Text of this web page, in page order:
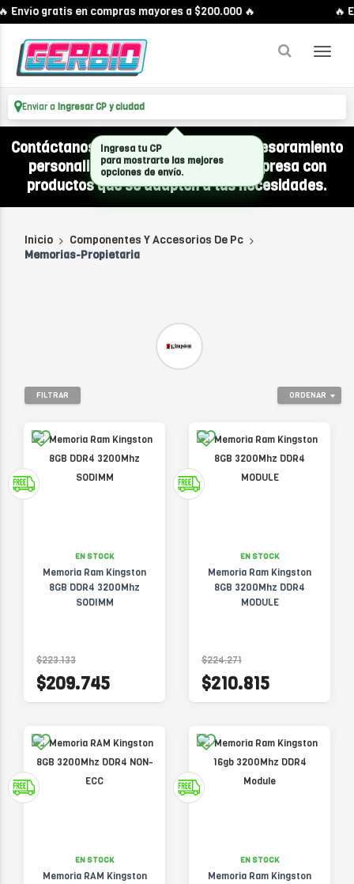
Envío gratis en compras mayores a $200.000 🔥 🔥
Enviar a Ingresar CP y ciudad
Contáctanos por WhatsApp y recibí asesoramiento
personalizado para equipar a tu empresa con
productos que se adapten a tus necesidades.
Inicio
Componentes Y Accesorios De Pc
Memorias-Propietaria
ORDENAR
FILTRAR
EN STOCK
Memoria Ram Kingston
8GB DDR4 3200Mhz
SODIMM
$223.133
$209.745
EN STOCK
Memoria Ram Kingston
8GB 3200Mhz DDR4
MODULE
$224.271
$210.815
EN STOCK
Memoria RAM Kingston
EN STOCK
Memoria Ram Kingston
Ingresa tu CP
para mostrarte las mejores
opciones de envío.